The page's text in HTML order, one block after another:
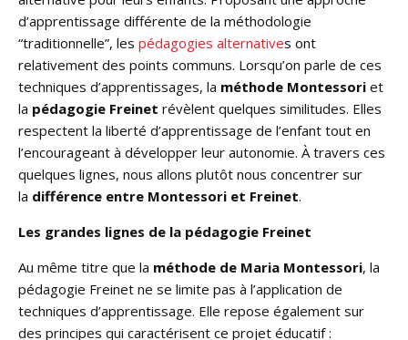
d’apprentissage différente de la méthodologie
“traditionnelle”, les pédagogies alternatives ont
relativement des points communs. Lorsqu’on parle de ces
techniques d’apprentissages, la méthode Montessori et
la pédagogie Freinet révèlent quelques similitudes. Elles
respectent la liberté d’apprentissage de l’enfant tout en
l’encourageant à développer leur autonomie. À travers ces
quelques lignes, nous allons plutôt nous concentrer sur
la différence entre Montessori et Freinet.
Les grandes lignes de la pédagogie Freinet
Au même titre que la méthode de Maria Montessori, la
pédagogie Freinet ne se limite pas à l’application de
techniques d’apprentissage. Elle repose également sur
des principes qui caractérisent ce projet éducatif :